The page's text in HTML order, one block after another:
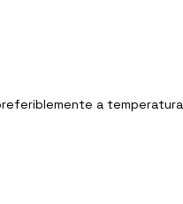
a temperatura